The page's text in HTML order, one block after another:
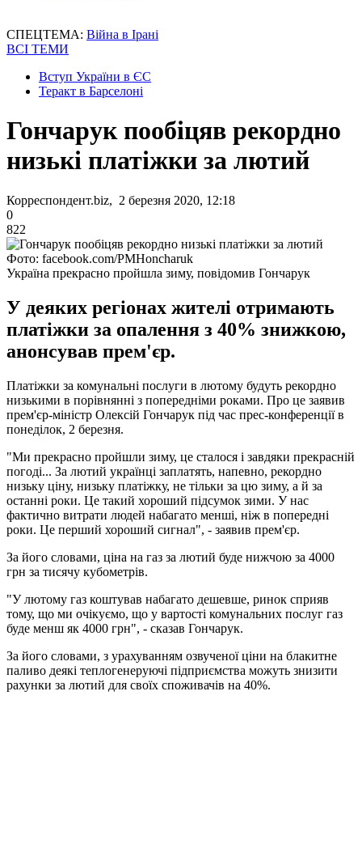
СПЕЦТЕМА: Війна в Ірані
ВСІ ТЕМИ
Вступ України в ЄС
Теракт в Барселоні
Гончарук пообіцяв рекордно
низькі платіжки за лютий
Корреспондент.biz, 2 березня 2020, 12:18
0
822
Фото: facebook.com/PMHoncharuk
Україна прекрасно пройшла зиму, повідомив Гончарук
У деяких регіонах жителі отримають
платіжки за опалення з 40% знижкою,
анонсував прем'єр.
Платіжки за комунальні послуги в лютому будуть рекордно
низькими в порівнянні з попередніми роками. Про це заявив
прем'єр-міністр Олексій Гончарук під час прес-конференції в
понеділок, 2 березня.
"Ми прекрасно пройшли зиму, це сталося і завдяки прекрасній
погоді... За лютий українці заплатять, напевно, рекордно
низьку ціну, низьку платіжку, не тільки за цю зиму, а й за
останні роки. Це такий хороший підсумок зими. У нас
фактично витрати людей набагато менші, ніж в попередні
роки. Це перший хороший сигнал", - заявив прем'єр.
За його словами, ціна на газ за лютий буде нижчою за 4000
грн за тисячу кубометрів.
"У лютому газ коштував набагато дешевше, ринок сприяв
тому, що ми очікуємо, що у вартості комунальних послуг газ
буде менш як 4000 грн", - сказав Гончарук.
За його словами, з урахуванням озвученої ціни на блакитне
паливо деякі теплогенеруючі підприємства можуть знизити
рахунки за лютий для своїх споживачів на 40%.